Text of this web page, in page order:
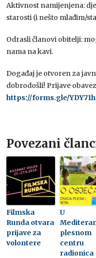
Aktivnost namijenjena:
starosti (i nešto mlađim/
Odrasli članovi obitelji:
nama na kavi.
Događaj je otvoren za
dobrodošli! Prijave
https://forms.gle/
Povezani
Filmska
Runda otvara
prijave za
volontere
U
plesnom
centru
radionica